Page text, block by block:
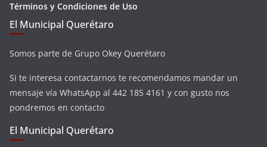
Términos y Condiciones de Uso
El Municipal Querétaro
Somos parte de Grupo Okey Querétaro
Si te interesa contactarnos te recomendamos mandar un
mensaje vía WhatsApp al 442 185 4161 y con gusto nos
pondremos en contacto
El Municipal Querétaro